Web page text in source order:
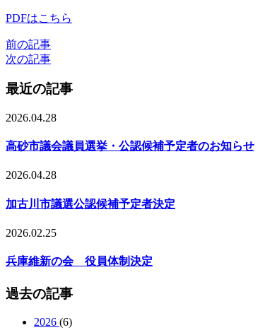
PDFはこちら
前の記事
次の記事
最近の記事
2026.04.28
高砂市議会議員選挙・公認候補予定者のお知らせ
2026.04.28
加古川市議選公認候補予定者決定
2026.02.25
兵庫維新の会 役員体制決定
過去の記事
2026 (6)